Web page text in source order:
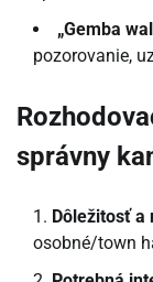
„Gemba
pozorovanie,
správny
Dôležitosť
osobné/town